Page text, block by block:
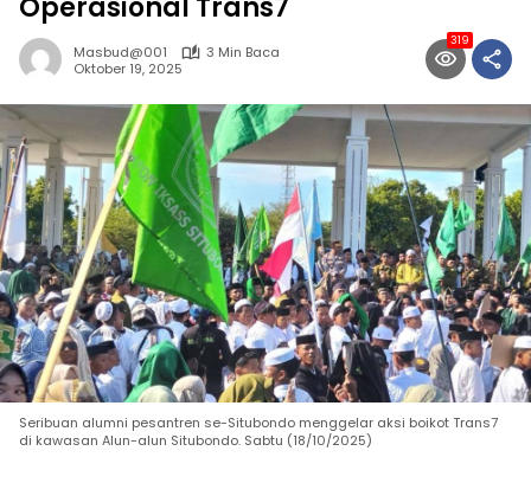
Operasional Trans7
Masbud@001
3 Min Baca
Oktober 19, 2025
319
Seribuan alumni pesantren se-Situbondo menggelar aksi boikot Trans7
di kawasan Alun-alun Situbondo. Sabtu (18/10/2025)